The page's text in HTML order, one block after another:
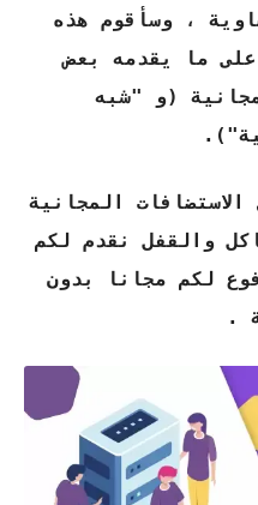
، وسأقوم هذه
ما يقدمه بعض
(و "شبه
المجانية
والقفل نقدم لكم
لكم مجانا بدون
.